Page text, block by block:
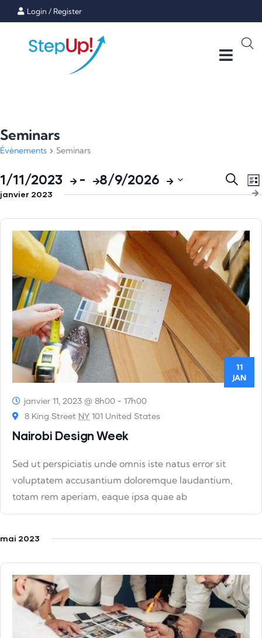
Login / Register
Seminars
Évènements Seminars
et
de
vues
1/11/2023 - 8/9/2026
Sélectionnez
date.
janvier 2023
11
JAN
janvier 11, 2023 @ 8h00 - 17h00
8 King Street NY 101 United States
Nairobi Design Week
Sed ut perspiciatis unde omnis iste natus error sit
voluptatem accusantium doloremque laudantium,
totam rem aperiam, eaque ipsa quae ab
mai 2023